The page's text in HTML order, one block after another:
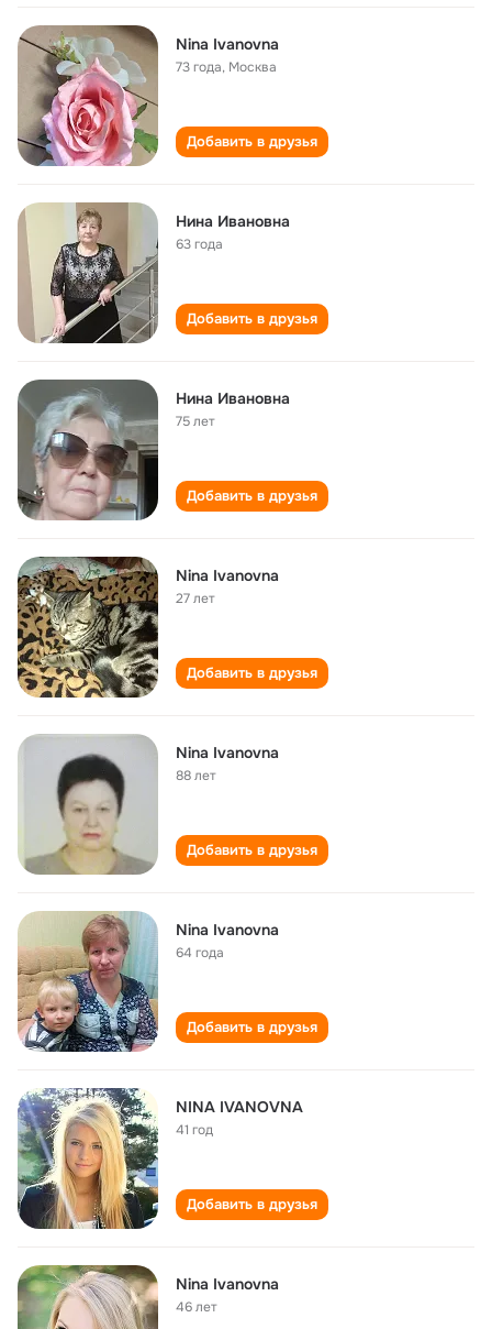
Nina Ivanovna
73 года, Москва
Добавить в друзья
Нина Ивановна
63 года
Добавить в друзья
Нина Ивановна
75 лет
Добавить в друзья
Nina Ivanovna
27 лет
Добавить в друзья
Nina Ivanovna
88 лет
Добавить в друзья
Nina Ivanovna
64 года
Добавить в друзья
NINA IVANOVNA
41 год
Добавить в друзья
Nina Ivanovna
46 лет